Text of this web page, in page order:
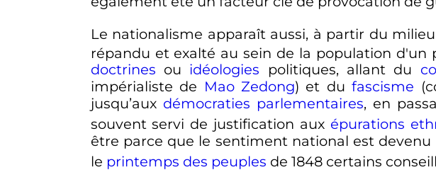
Le nationalisme apparaît aussi, à partir du
répandu et exalté au sein de la population d'un
doctrines ou idéologies politiques, allant du
impérialiste de Mao Zedong) et dufascisme
jusqu’aux démocraties parlementaires, en
souvent servi de justification aux épurations
être parce que le sentiment national est devenu
le printemps des peuples de 1848 certains